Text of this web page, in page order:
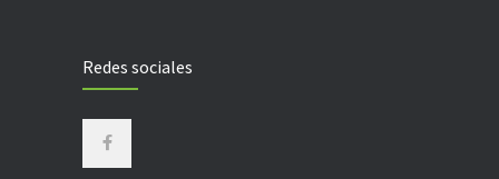
Redes sociales